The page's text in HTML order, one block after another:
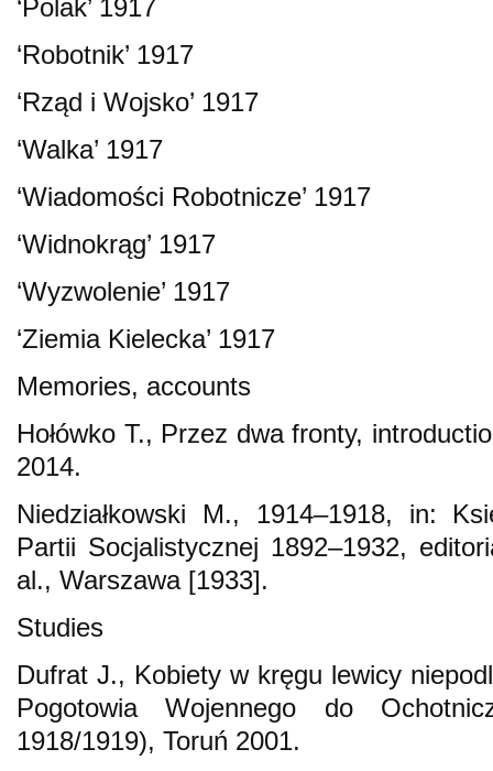
‘Polak’ 1917
‘Robotnik’ 1917
‘Rząd i Wojsko’ 1917
‘Walka’ 1917
‘Wiadomości Robotnicze’ 1917
‘Widnokrąg’ 1917
‘Wyzwolenie’ 1917
‘Ziemia Kielecka’ 1917
Memories, accounts
Hołówko T., Przez dwa fronty,
2014.
Niedziałkowski M., 1914–1918, in:
Partii Socjalistycznej 1892–1932,
al., Warszawa [1933].
Studies
Dufrat J., Kobiety w kręgu lewicy
Pogotowia Wojennego do
1918/1919), Toruń 2001.